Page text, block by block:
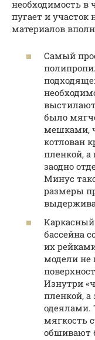
необходимость в
пугает и
материалов
Самый
было
мешками,
котлован
пленкой,
заодно
Минус
размеры
бассейна
их
модели не
Изнутри
пленкой,
одеялами.
мягкость
обшивают